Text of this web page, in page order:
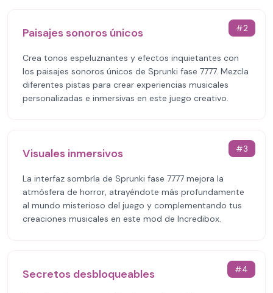
#2
Paisajes sonoros únicos
Crea tonos espeluznantes y efectos inquietantes con
los paisajes sonoros únicos de Sprunki fase 7777. Mezcla
diferentes pistas para crear experiencias musicales
personalizadas e inmersivas en este juego creativo.
#3
Visuales inmersivos
La interfaz sombría de Sprunki fase 7777 mejora la
atmósfera de horror, atrayéndote más profundamente
al mundo misterioso del juego y complementando tus
creaciones musicales en este mod de Incredibox.
#4
Secretos desbloqueables